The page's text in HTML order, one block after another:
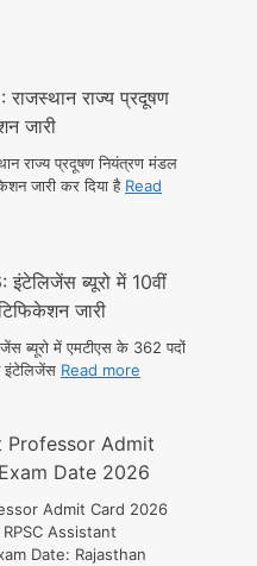
राज्य प्रदूषण
जारी
राज्य प्रदूषण नियंत्रण मंडल
जारी कर दिया है Read
ब्यूरो में 10वीं
जारी
ब्यूरो में एमटीएस के 362 पदों
इंटेलिजेंस Read more
Professor Admit
Date 2026
Admit Card 2026
Assistant
Date: Rajasthan